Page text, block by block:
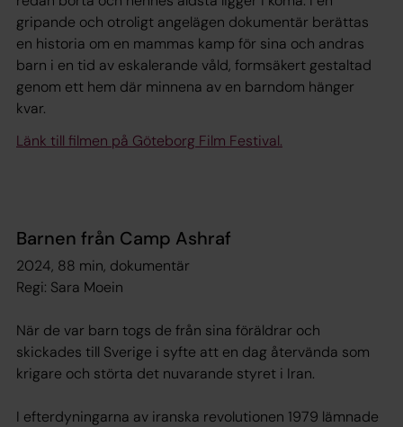
gripande och otroligt angelägen dokumentär berättas
en historia om en mammas kamp för sina och andras
barn i en tid av eskalerande våld, formsäkert gestaltad
genom ett hem där minnena av en barndom hänger
kvar.
Länk till filmen på Göteborg Film Festival.
Barnen från Camp Ashraf
2024, 88 min, dokumentär
Regi: Sara Moein
När de var barn togs de från sina föräldrar och
skickades till Sverige i syfte att en dag återvända som
krigare och störta det nuvarande styret i Iran.
I efterdyningarna av iranska revolutionen 1979 lämnade